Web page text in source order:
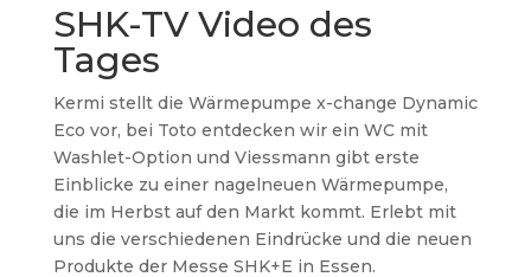
SHK-TV Video des
Tages
Kermi stellt die Wärmepumpe x-change Dynamic
Eco vor, bei Toto entdecken wir ein WC mit
Washlet-Option und Viessmann gibt erste
Einblicke zu einer nagelneuen Wärmepumpe,
die im Herbst auf den Markt kommt. Erlebt mit
uns die verschiedenen Eindrücke und die neuen
Produkte der Messe SHK+E in Essen.